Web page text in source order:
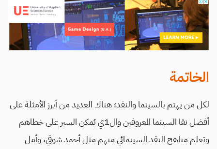
الخاتمة
لكل من يهتم بالسينما والنقد؛ هناك العديد من أبرز الأمثلة على
أفضل نقا السينما المعروفين وال1ي يُمكن السير على خطاهم
وتعلم مناهج النقد السينمائي منهم مثل أحمد شوقي، وأمل